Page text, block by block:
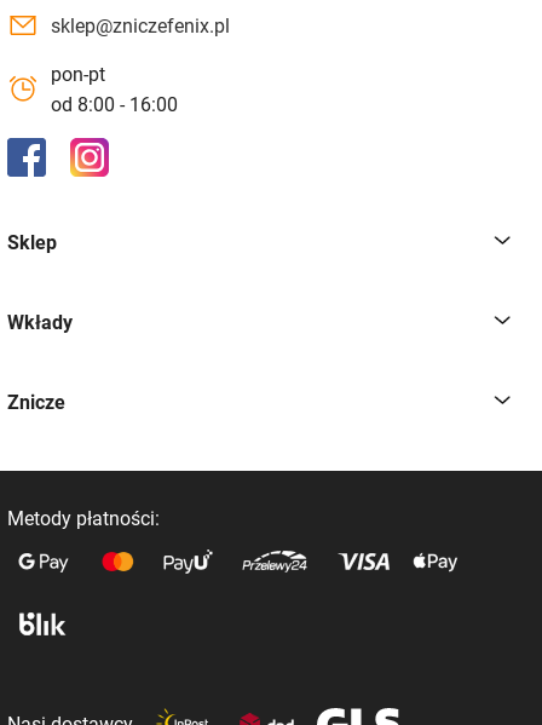
sklep@zniczefenix.pl
pon-pt
od 8:00 - 16:00
Sklep
Wkłady
Znicze
Metody płatności: